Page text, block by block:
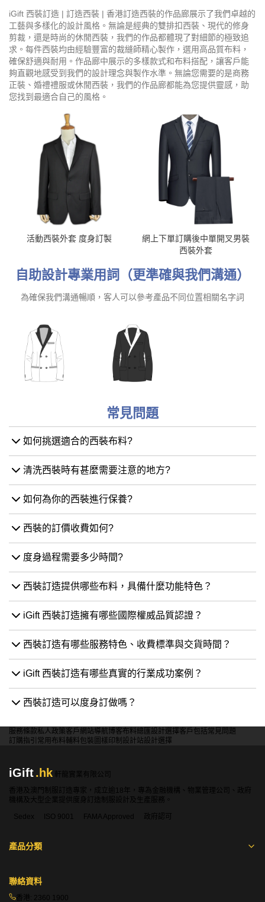
iGift 西裝訂造 | 訂造西裝 | 香港訂造西裝的作品廊展示了我們卓越的
工藝與多樣化的設計風格。無論是經典的雙排扣西裝、現代的修身
剪裁，還是時尚的休閒西裝，我們的作品都體現了對細節的極致追
求。每件西裝均由經驗豐富的裁縫師精心製作，選用高品質布料，
確保舒適與耐用。作品廊中展示的多樣款式和布料搭配，讓客戶能
夠直觀地感受到我們的設計理念與製作水準。無論您需要的是商務
正裝、婚禮禮服或休閒西裝，我們的作品廊都能為您提供靈感，助
您找到最適合自己的風格。
活動西裝外套 度身訂製
網上下單訂購後中單開叉男裝
西裝外套
自助設計專業用詞（更準確與我們溝通）
為確保我們溝通暢順，客人可以參考產品不同位置相關名字詞
常見問題
如何挑選適合的西裝布料?
清洗西裝時有甚麼需要注意的地方?
如何為你的西裝進行保養?
西裝的訂價收費如何?
度身過程需要多少時間?
西裝訂造提供哪些布料，具備什麼功能特色？
iGift 西裝訂造擁有哪些國際權威品質認證？
西裝訂造有哪些服務特色、收費標準與交貨時間？
iGift 西裝訂造有哪些真實的行業成功案例？
西裝訂造可以度身訂做嗎？
服務條款私人政策客戶 網站導航博客布料總匯設計選擇客戶包括常見問題
訂購指引 常用布料輔料包裝 圖樣印制 設計站設計選擇
iGift.hk
軒龍實業有限公司
香港及澳門制服訂造專家，成立逾18年，專為金融機構、物業管理公司、政府
機構及大型企業提供度身訂造制服設計及生產服務。
Sedex
ISO 9001 FAMA Approved 政府認可
產品分類
聯絡資料
香港: 2360 1900